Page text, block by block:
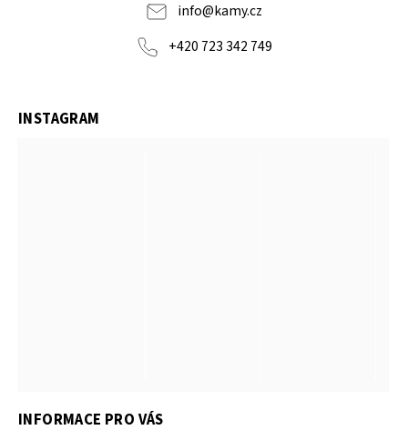
info@kamy.cz
+420 723 342 749
INFORMACE PRO VÁS
INSTAGRAM